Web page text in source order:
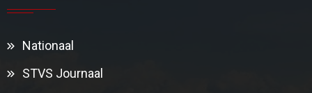
Nationaal
STVS Journaal